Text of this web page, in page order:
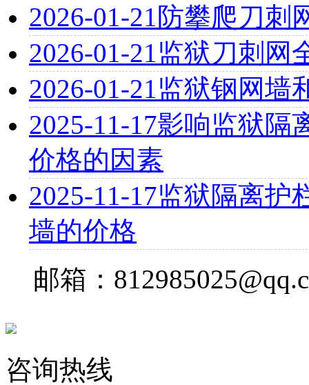
2026-01-21 防攀爬刀刺
2026-01-21监狱刀刺网
2026-01-21监狱钢网墙
2025-11-17影响监狱隔
价格的因素
2025-11-17监狱隔离护
墙的价格
邮箱：
咨询热线